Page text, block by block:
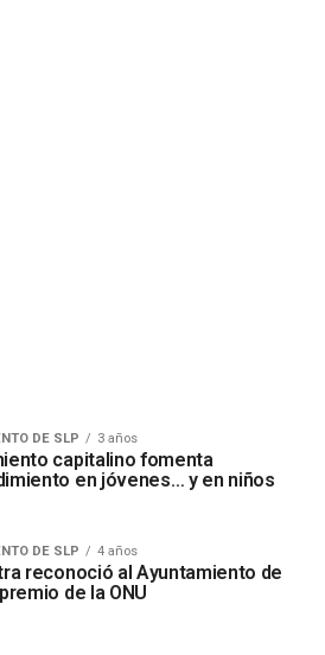
DE SLP 3 años
capitalino fomenta
en jóvenes… y en niños
DE SLP 4 años
reconoció al Ayuntamiento de
de la ONU